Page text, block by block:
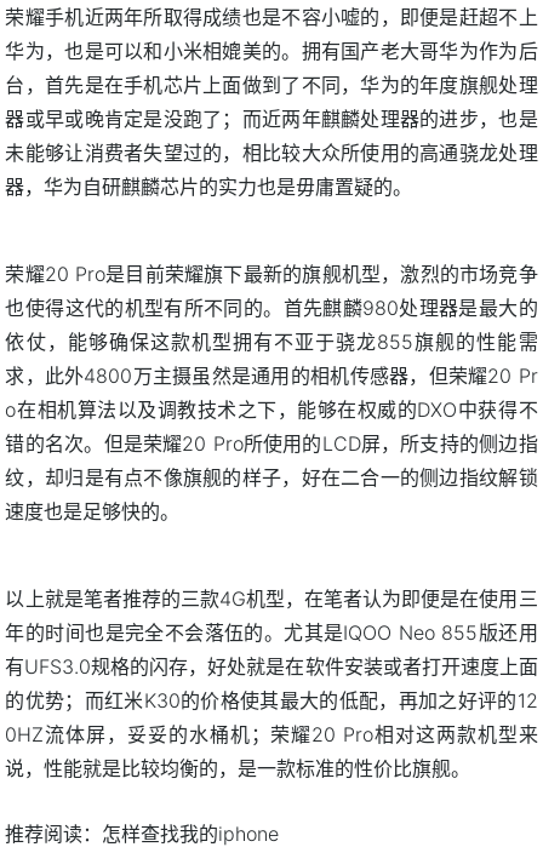
荣耀手机近两年所取得成绩也是不容小嘘的，即便是赶超不上
华为，也是可以和小米相媲美的。拥有国产老大哥华为作为后
台，首先是在手机芯片上面做到了不同，华为的年度旗舰处理
器或早或晚肯定是没跑了；而近两年麒麟处理器的进步，也是
未能够让消费者失望过的，相比较大众所使用的高通骁龙处理
器，华为自研麒麟芯片的实力也是毋庸置疑的。
荣耀20 Pro是目前荣耀旗下最新的旗舰机型，激烈的市场竞争
也使得这代的机型有所不同的。首先麒麟980处理器是最大的
依仗，能够确保这款机型拥有不亚于骁龙855旗舰的性能需
求，此外4800万主摄虽然是通用的相机传感器，但荣耀20 Pr
o在相机算法以及调教技术之下，能够在权威的DXO中获得不
错的名次。但是荣耀20 Pro所使用的LCD屏，所支持的侧边指
纹，却归是有点不像旗舰的样子，好在二合一的侧边指纹解锁
速度也是足够快的。
以上就是笔者推荐的三款4G机型，在笔者认为即便是在使用三
年的时间也是完全不会落伍的。尤其是IQOO Neo 855版还用
有UFS3.0规格的闪存，好处就是在软件安装或者打开速度上面
的优势；而红米K30的价格使其最大的低配，再加之好评的12
0HZ流体屏，妥妥的水桶机；荣耀20 Pro相对这两款机型来
说，性能就是比较均衡的，是一款标准的性价比旗舰。
推荐阅读： 怎样查找我的iphone